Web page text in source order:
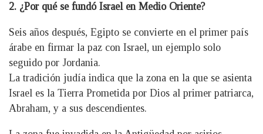
2. ¿Por qué se fundó Israel en Medio Oriente?
Seis años después, Egipto se convierte en el primer país
árabe en firmar la paz con Israel, un ejemplo solo
seguido por Jordania.
La tradición judía indica que la zona en la que se asienta
Israel es la Tierra Prometida por Dios al primer patriarca,
Abraham, y a sus descendientes.